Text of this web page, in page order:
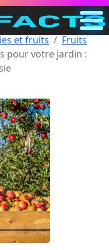
et fruits
Fruits
pour votre jardin :